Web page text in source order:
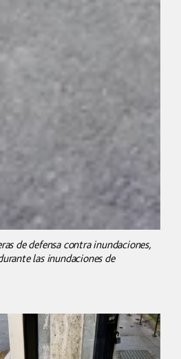
de defensa contra inundaciones,
las inundaciones de